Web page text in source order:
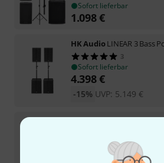
Sofort lieferbar
1.098€
HK AudioLINEAR 3 Bass
3
Sofort lieferbar
4.398€
UVP: 5.149 €
-15%
Sofort lieferbar